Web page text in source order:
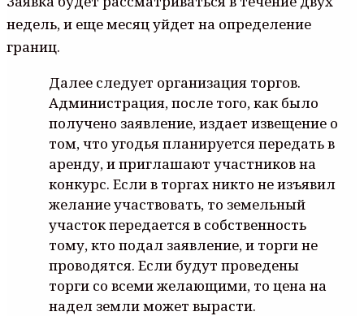
недель, и еще месяц уйдет на определение
границ.
Далее следует организация торгов.
Администрация, после того, как было
получено заявление, издает извещение о
том, что угодья планируется передать в
аренду, и приглашают участников на
конкурс. Если в торгах никто не изъявил
желание участвовать, то земельный
участок передается в собственность
тому, кто подал заявление, и торги не
проводятся. Если будут проведены
торги со всеми желающими, то цена на
надел земли может вырасти.